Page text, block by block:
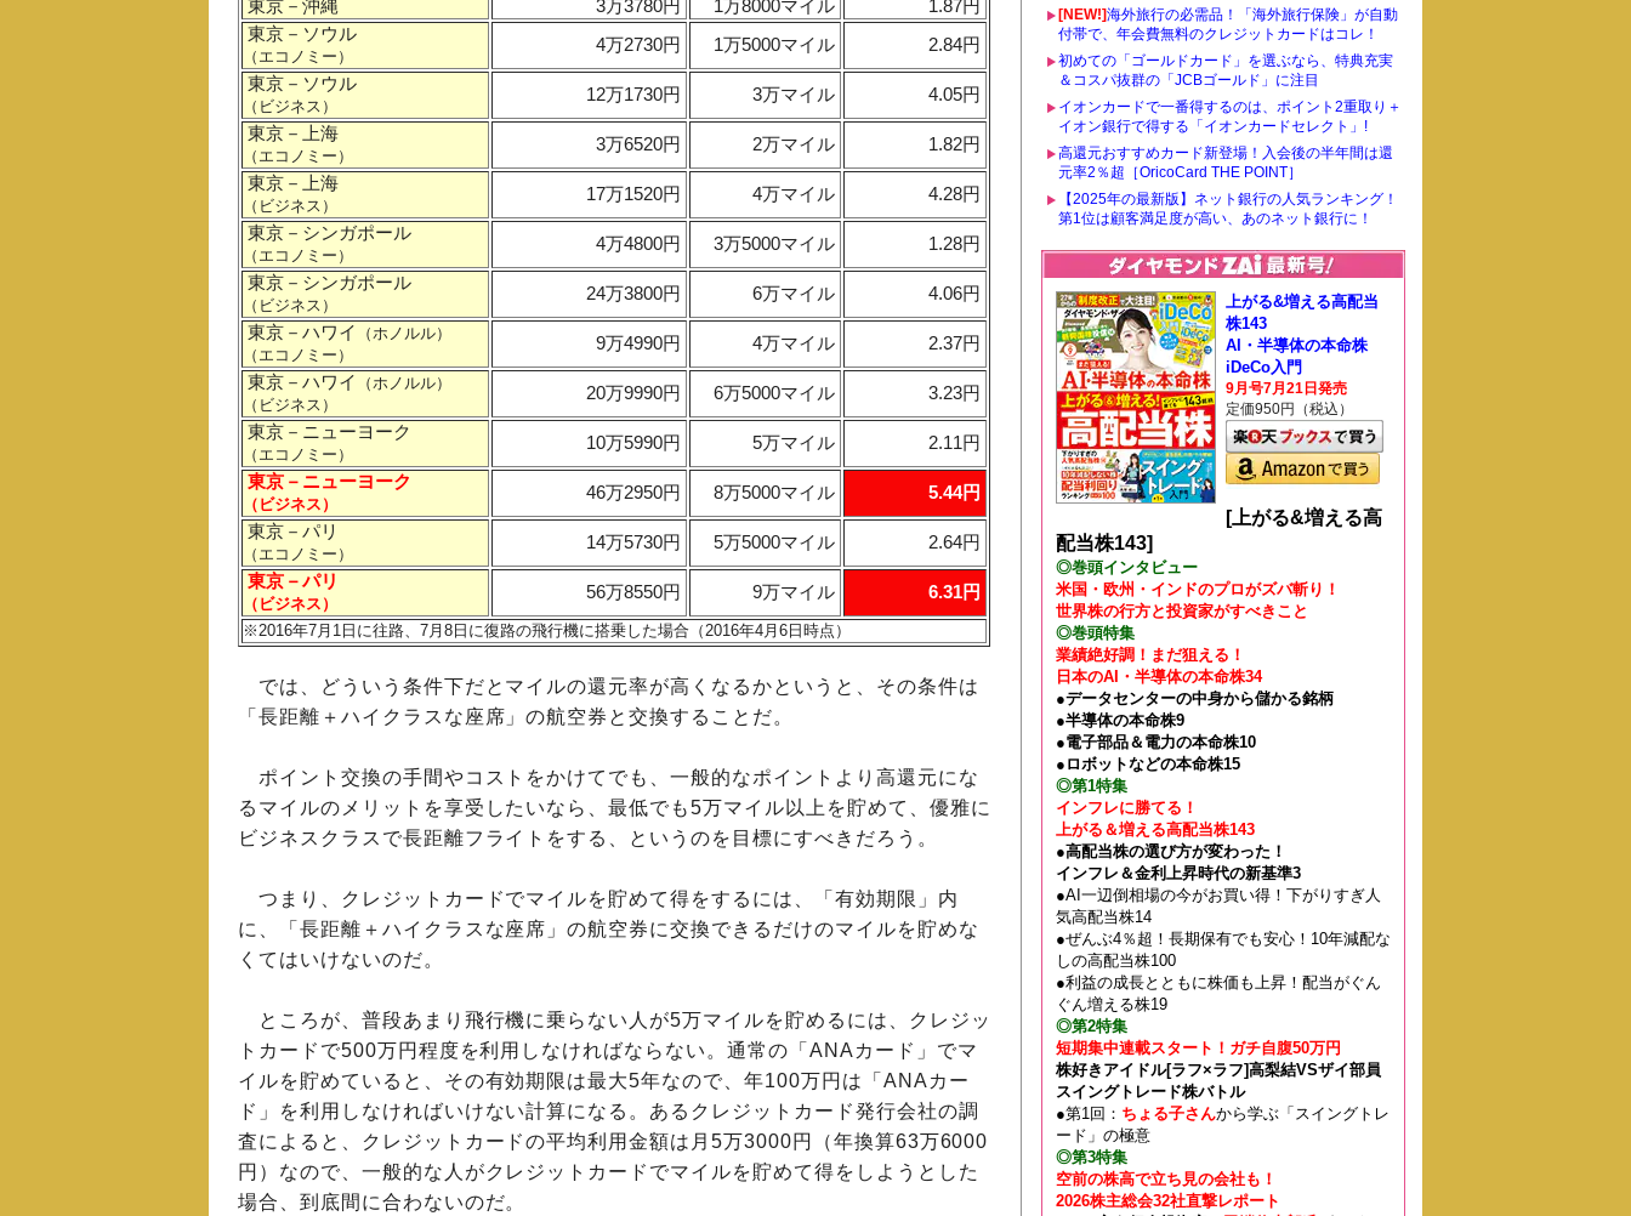
東京－沖縄
3万3780円 1万8000マイル
1.87円
東京－ソウル
（エコノミー）
4万2730円 1万5000マイル
2.84円
東京－ソウル
（ビジネス）
12万1730円 3万マイル
4.05円
東京－上海
（エコノミー）
3万6520円 2万マイル
1.82円
東京－上海
（ビジネス）
17万1520円 4万マイル
4.28円
東京－シンガポール
（エコノミー）
4万4800円 3万5000マイル
1.28円
東京－シンガポール
（ビジネス）
24万3800円 6万マイル
4.06円
東京－ハワイ
（ホノルル）
（エコノミー）
9万4990円 4万マイル
2.37円
東京－ハワイ
（ホノルル）
（ビジネス）
20万9990円 6万5000マイル
3.23円
東京－ニューヨーク
（エコノミー）
10万5990円 5万マイル
2.11円
東京－ニューヨーク
（ビジネス）
46万2950円 8万5000マイル
5.44円
東京－パリ
（エコノミー）
14万5730円 5万5000マイル
2.64円
東京－パリ
（ビジネス）
56万8550円 9万マイル 6.31円
※2016年7月1日に往路、7月8日に復路の飛行機に搭乗した場合（2016年4月6日時点）
では、どういう条件下だとマイルの還元率が高くなるかというと、その条件は
「長距離＋ハイクラスな座席」の航空券と交換することだ。
ポイント交換の手間やコストをかけてでも、一般的なポイントより高還元にな
るマイルのメリットを享受したいなら、最低でも5万マイル以上を貯めて、優雅に
ビジネスクラスで長距離フライトをする、というのを目標にすべきだろう。
つまり、クレジットカードでマイルを貯めて得をするには、「有効期限」内
に、「長距離＋ハイクラスな座席」の航空券に交換できるだけのマイルを貯めな
くてはいけないのだ。
ところが、普段あまり飛行機に乗らない人が5万マイルを貯めるには、クレジッ
トカードで500万円程度を利用しなければならない。通常の「ANAカード」でマ
イルを貯めていると、その有効期限は最大5年なので、年100万円は「ANAカー
ド」を利用しなければいけない計算になる。あるクレジットカード発行会社の調
査によると、クレジットカードの平均利用金額は月5万3000円（年換算63万6000
円）なので、一般的な人がクレジットカードでマイルを貯めて得をしようとした
場合、到底間に合わないのだ。
[NEW!]海外旅行の必需品！「海外旅行保険」が自動
付帯で、年会費無料のクレジットカードはコレ！
初めての「ゴールドカード」を選ぶなら、特典充実
＆コスパ抜群の「JCBゴールド」に注目
イオンカードで一番得するのは、ポイント2重取り＋
イオン銀行で得する「イオンカードセレクト」!
高還元おすすめカード新登場！入会後の半年間は還
元率2％超［OricoCard THE POINT］
【2025年の最新版】ネット銀行の人気ランキング！
第1位は顧客満足度が高い、あのネット銀行に！
上がる&増える高配当
株143
AI・半導体の本命株
iDeCo入門
9月号7月21日発売
定価950円（税込）
[上がる&増える高
配当株143]
◎巻頭インタビュー
米国・欧州・インドのプロがズバ斬り！
世界株の行方と投資家がすべきこと
◎巻頭特集
業績絶好調！まだ狙える！
日本のAI・半導体の本命株34
●データセンターの中身から儲かる銘柄
●半導体の本命株9
●電子部品＆電力の本命株10
●ロボットなどの本命株15
◎第1特集
インフレに勝てる！
上がる＆増える高配当株143
●高配当株の選び方が変わった！
インフレ＆金利上昇時代の新基準3
●AI一辺倒相場の今がお買い得！下がりすぎ人
気高配当株14
●ぜんぶ4％超！長期保有でも安心！10年減配な
しの高配当株100
●利益の成長とともに株価も上昇！配当がぐん
ぐん増える株19
◎第2特集
短期集中連載スタート！ガチ自腹50万円
株好きアイドル[ラフ×ラフ]高梨結VSザイ部員
スイングトレード株バトル
●第1回： ちょる子さんから学ぶ「スイングトレ
ード」の極意
◎第3特集
空前の株高で立ち見の会社も！
2026株主総会32社直撃レポート